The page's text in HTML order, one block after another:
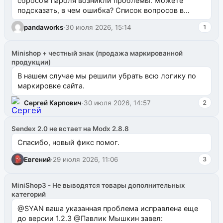
подсказать, в чем ошибка? Список вопросов в
одноименном разделе на modx.pro пока пуст, и,...
pandaworks·30 июля 2026, 15:14 1
Minishop + честный знак (продажа маркированной
продукции)
В нашем случае мы решили убрать всю логику по
маркировке сайта.
Сергей Карпович·30 июля 2026, 14:57 2
Sendex 2.0 не встает на Modx 2.8.8
Спасибо, новый фикс помог.
Евгений·29 июля 2026, 11:06 3
MiniShop3 - Не выводятся товары дополнительных
категорий
@SYAN ваша указанная проблема исправлена еще
до версии 1.2.3 @Павлик Мышкин завел: